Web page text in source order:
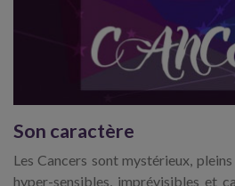
Son caractère
Les Cancers sont mystérieux,
hyper-sensibles, imprévisibles et